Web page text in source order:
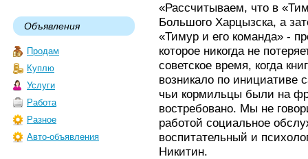
Объявления
Продам
Куплю
Услуги
Работа
Разное
Авто-объявления
«Рассчитываем, что в
Большого Харцызска, а
«Тимур и его команда» -
которое никогда не
советское время, когда
возникало по инициативе
чьи кормильцы были на
востребовано. Мы не
работой социальное
воспитательный и
Никитин.